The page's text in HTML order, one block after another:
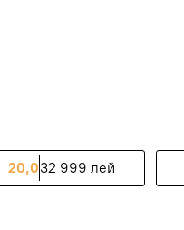
20,032 999 лей